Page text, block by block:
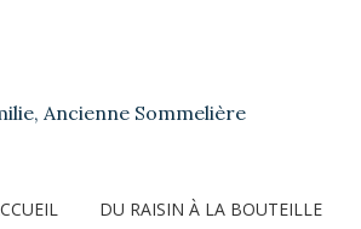
DU RAISIN À LA BOUTEILLE